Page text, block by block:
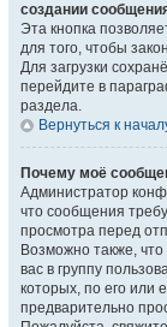
создании
Эта кнопка
для того, чтобы
Для загрузки
перейдите в
раздела.
Вернуться к
Почему моё
Администратор
что сообщения
просмотра перед
Возможно также,
вас в группу
которых, по его
предварительно